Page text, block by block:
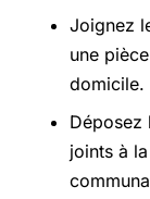
Joignez
une
domicile.
Déposez
joints à